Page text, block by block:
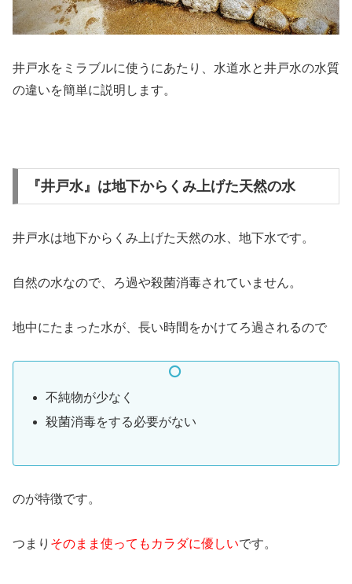
井戸水をミラブルに使うにあたり、水道水と井戸水の水質
の違いを簡単に説明します。
『井戸水』は地下からくみ上げた天然の水
井戸水は地下からくみ上げた天然の水、地下水です。
自然の水なので、ろ過や殺菌消毒されていません。
地中にたまった水が、長い時間をかけてろ過されるので
不純物が少なく
殺菌消毒をする必要がない
のが特徴です。
つまり そのまま使ってもカラダに優しいです。